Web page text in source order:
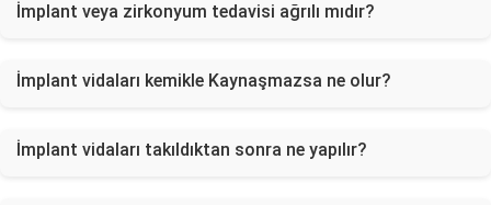
İmplant veya zirkonyum tedavisi ağrılı mıdır?
İmplant vidaları kemikle Kaynaşmazsa ne olur?
İmplant vidaları takıldıktan sonra ne yapılır?